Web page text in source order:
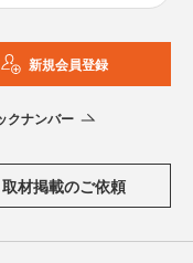
新規会員登録
クナンバー
取材掲載のご依頼